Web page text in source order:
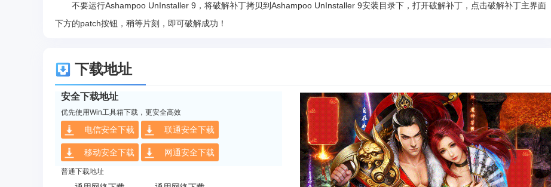
不要运行Ashampoo UnInstaller 9，将破解补丁拷贝到Ashampoo UnInstaller 9安装目录下，打开破解补丁，点击破解补丁主界面
下方的patch按钮，稍等片刻，即可破解成功！
下载地址
安全下载地址
优先使用Win工具箱下载，更安全高效
电信安全下载 联通安全下载
移动安全下载 网通安全下载
普通下载地址